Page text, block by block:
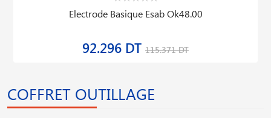
Electrode Basique Esab Ok48.00
92.296 DT 115.371 DT
COFFRET OUTILLAGE